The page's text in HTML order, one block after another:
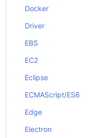
Docker
Driver
EBS
EC2
Eclipse
ECMAScript/ES6
Edge
Electron